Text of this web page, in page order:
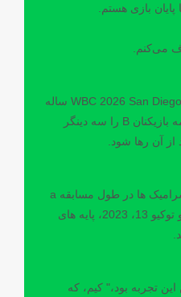
بازی هستم.
می‌کنم.
WBC 2026 San Diego Padres Kim Ha-seong، 27 ساله
یک در جلوی کاشی کاری و همه بازیکنان B را سه دینگر
از آن رها شود.
کیم هاسئونگ کره در مقابل سرامیک ها در طول مسابقه a
B در بیسبال درجه یک در توکیو توکیو 13، 2023، پایه های
تجربه بود،" کیم، که